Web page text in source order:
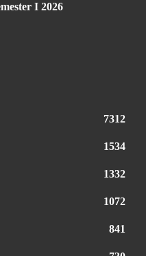
I 2026
7312
1534
1332
1072
841